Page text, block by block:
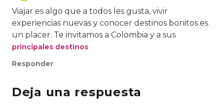
Viajar es algo que a todos les gusta, vivir
experiencias nuevas y conocer destinos bonitos es
un placer. Te invitamos a Colombia y a sus
principales destinos
Responder
Deja una respuesta